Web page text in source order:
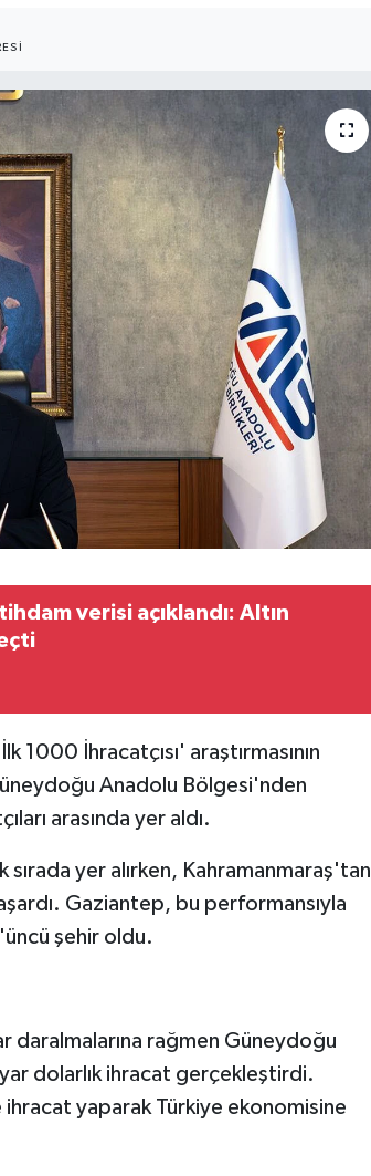
verisi açıklandı: Altın
1000 İhracatçısı' araştırmasının
Anadolu Bölgesi'nden
arasında yer aldı.
yer alırken, Kahramanmaraş'tan
Gaziantep, bu performansıyla
şehir oldu.
daralmalarına rağmen Güneydoğu
dolarlık ihracat gerçekleştirdi.
yaparak Türkiye ekonomisine